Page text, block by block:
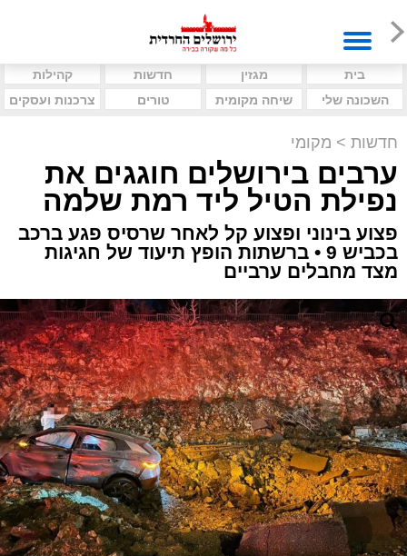
בית מגזין חדשות
קהילות
השכונה שלי
שיחה מקומית טורים צרכנות ועסקים
חדשות > מקומי
ערבים בירושלים חוגגים את
נפילת הטיל ליד רמת שלמה
פצוע בינוני ופצוע קל לאחר שרסיס פגע ברכב
בכביש 9 • ברשתות הופץ תיעוד של חגיגות
מצד מחבלים ערביים